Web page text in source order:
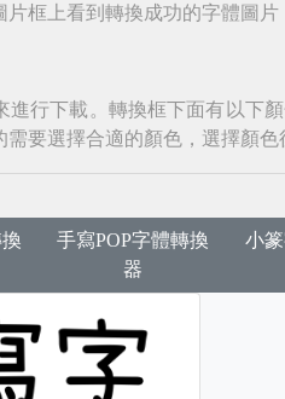
框上看到轉換成功的字體圖片
進行下載。轉換框下面有以下
要選擇合適的顏色，選擇顏
手寫POP字體轉換
器
小